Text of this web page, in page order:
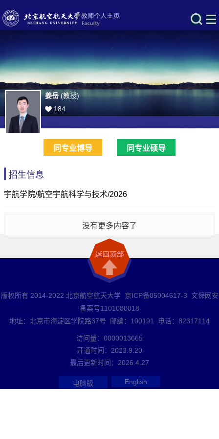
姜岳(教授)
184
同专业博导 同专业硕导
招生信息
宇航学院/航空宇航科学与技术/2026
没有更多内容了
版权所有 2014-2022 北京航空航天大学 京ICP备05004617-3 文保网安
备案号1101080018
地址：北京市海淀区学院路37号 邮编：100191 电话：82317114
访问量： 0000013665
开通时间： 2023 9 20
最后更新时间： 2026 4 27
电脑版 English